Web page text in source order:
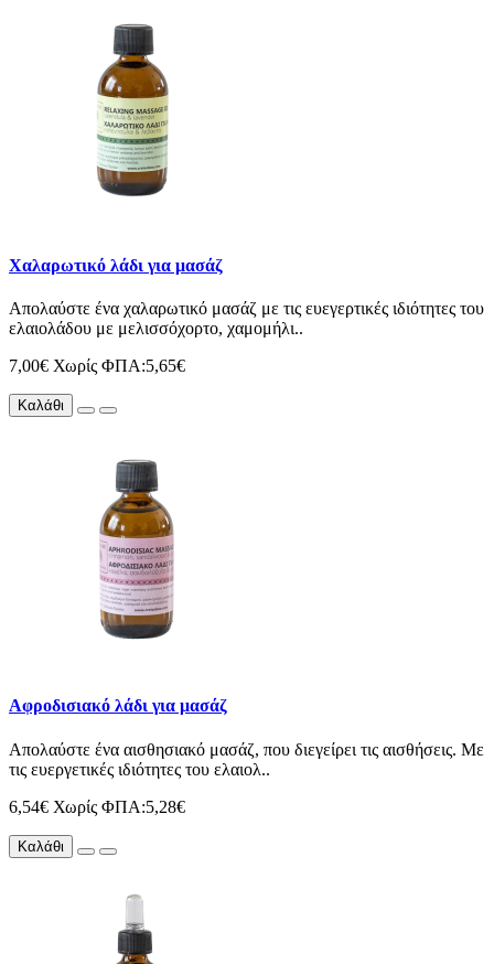
Χαλαρωτικό λάδι για μασάζ
Απολαύστε ένα χαλαρωτικό μασάζ με τις ευεγερτικές ιδιότητες του
ελαιολάδου με μελισσόχορτο, χαμομήλι..
7,00€ Χωρίς ΦΠΑ:5,65€
Καλάθι
Αφροδισιακό λάδι για μασάζ
Απολαύστε ένα αισθησιακό μασάζ, που διεγείρει τις αισθήσεις. Με
τις ευεργετικές ιδιότητες του ελαιολ..
6,54€ Χωρίς ΦΠΑ:5,28€
Καλάθι